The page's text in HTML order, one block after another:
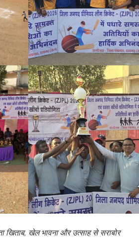
खिताब, खेल भावना और उत्साह से सराबोर